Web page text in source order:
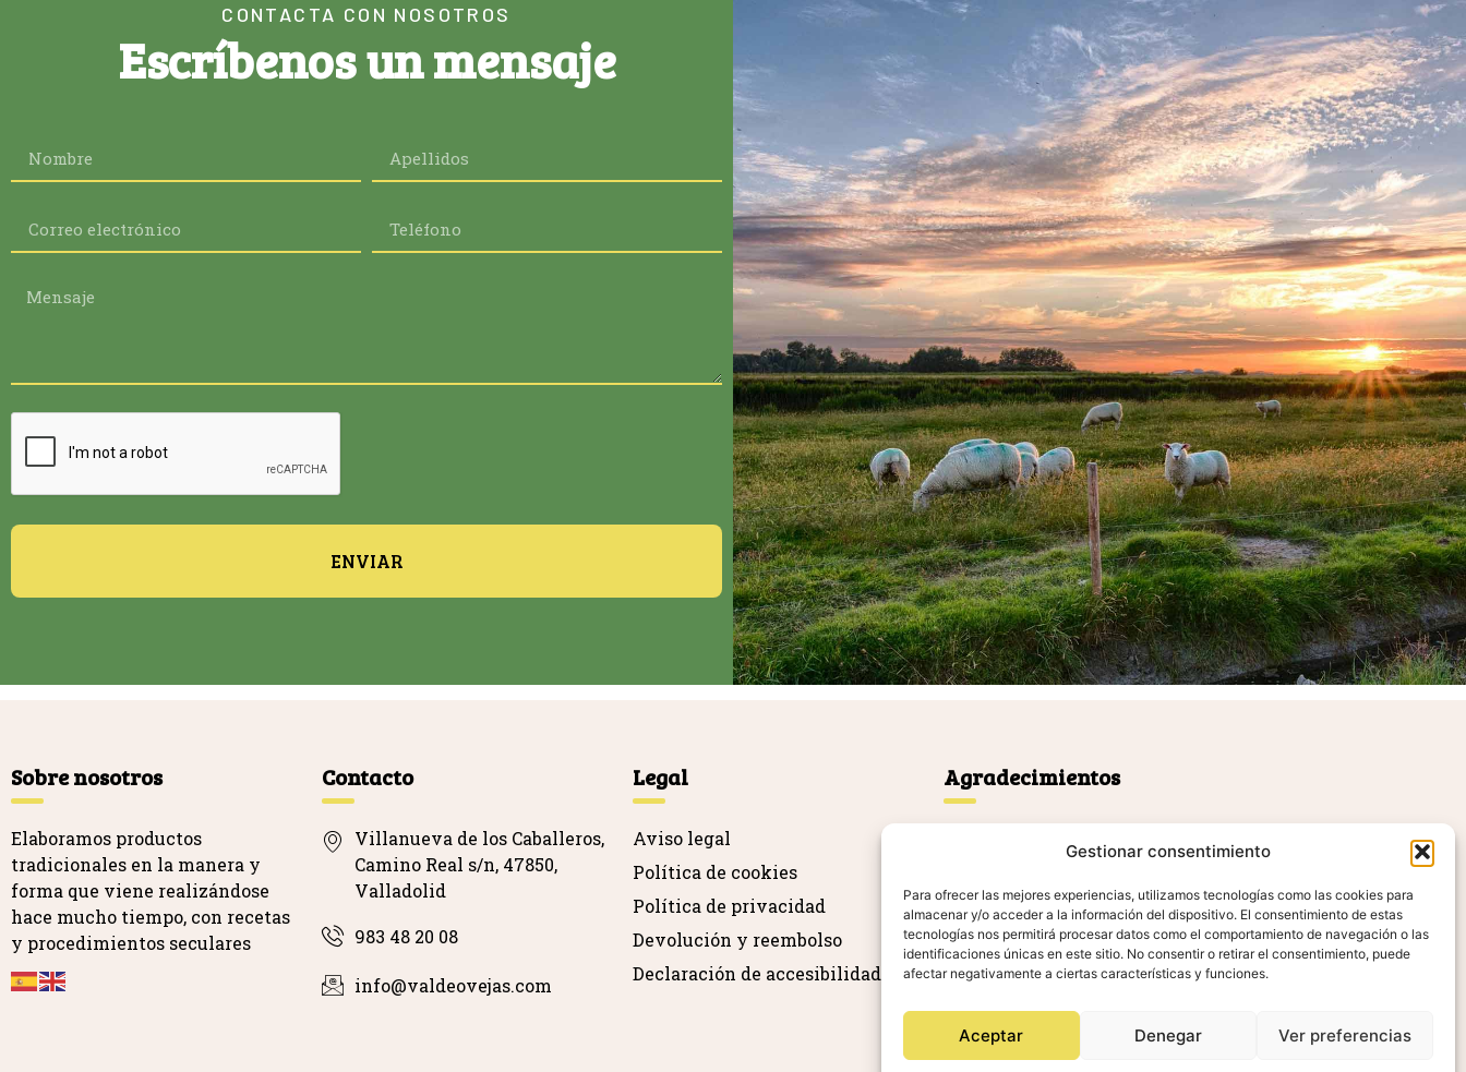
Gestionar consentimiento
Para ofrecer las mejores experiencias, utilizamos tecnologías como las cookies para
almacenar y/o acceder a la información del dispositivo. El consentimiento de estas
tecnologías nos permitirá procesar datos como el comportamiento de navegación o las
identificaciones únicas en este sitio. No consentir o retirar el consentimiento, puede
afectar negativamente a ciertas características y funciones.
Aceptar Denegar Ver preferencias
CONTACTA CON NOSOTROS
Escríbenos un mensaje
ENVIAR
Sobre nosotros
Elaboramos productos
tradicionales en la manera y
forma que viene realizándose
hace mucho tiempo, con recetas
y procedimientos seculares
Contacto
Villanueva de los Caballeros,
Camino Real s/n, 47850,
Valladolid
983 48 20 08
info@valdeovejas.com
Legal
Aviso legal
Política de cookies
Política de privacidad
Devolución y reembolso
Declaración de accesibilidad
Agradecimientos